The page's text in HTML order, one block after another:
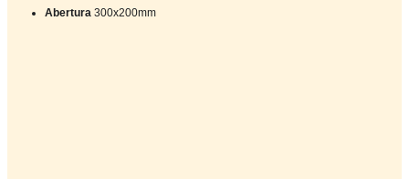
Abertura 300x200mm